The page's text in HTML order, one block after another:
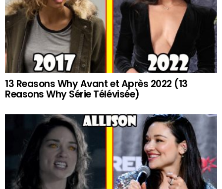
13 Reasons Why Avant et Après 2022 (13
Reasons Why Série Télévisée)